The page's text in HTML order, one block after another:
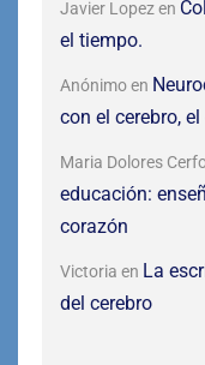
Javier Lopezen
el tiempo.
Anónimoen
con el cerebro,
Maria Dolores
educación:
corazón
Victoria en La
del cerebro